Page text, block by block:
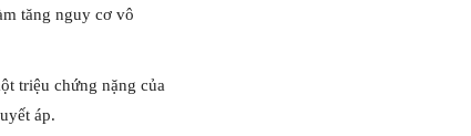
tăng nguy cơ vô
triệu chứng nặng của
áp.